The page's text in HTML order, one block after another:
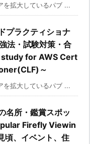
を拡大しているパブ ...
プラクティショナ
法・試験対策・合
study for AWS Cert
～
を拡大しているパブ ...
名所・鑑賞スポッ
Firefly Viewin
、イベント、住